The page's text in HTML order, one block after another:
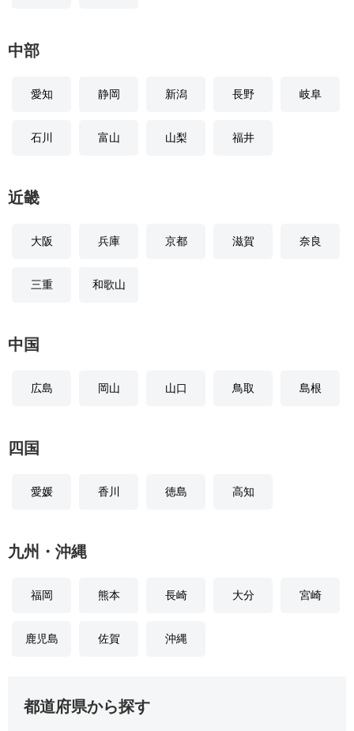
中部
愛知 静岡 新潟 長野 岐阜
石川 富山 山梨 福井
近畿
大阪 兵庫 京都 滋賀 奈良
三重 和歌山
中国
広島 岡山 山口 鳥取 島根
四国
愛媛 香川 徳島 高知
九州・沖縄
福岡 熊本 長崎 大分 宮崎
鹿児島 佐賀 沖縄
都道府県から探す